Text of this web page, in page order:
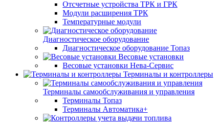
Отсчетные устройства ТРК и ГРК
Модули расширения ТРК
Температурные модули
Диагностическое оборудование
Диагностическое оборудование Топаз
Весовые установки
Весовые установки Нева-Сервис
Терминалы и контроллеры
Терминалы самообслуживания и управления
Терминалы Топаз
Терминалы Автоматика+